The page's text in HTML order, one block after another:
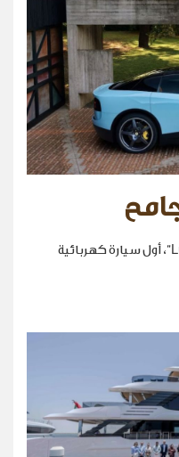
كشفت شركةFerrari عن سيارة“Luce”، أول سيارة كهربائية